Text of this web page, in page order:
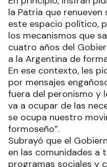
la Patria que
este espacio político,
los mecanismos que
cuatro años del
a la Argentina de
En ese contexto, les
por mensajes
fuera del peronismo y
va a ocupar de las
se ocupa nuestro
formoseño”.
Subrayó que el
en las comunidades a
programas sociales y